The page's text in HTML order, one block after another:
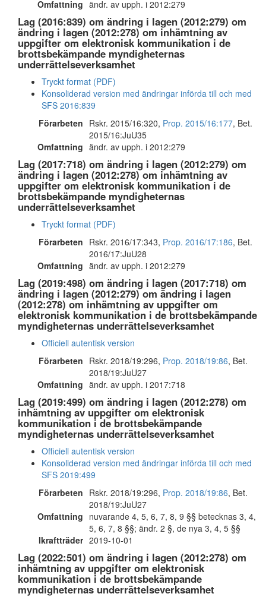
Omfattning ändr. av upph. i 2012:279
Lag (2016:839) om ändring i lagen (2012:279) om
ändring i lagen (2012:278) om inhämtning av
uppgifter om elektronisk kommunikation i de
brottsbekämpande myndigheternas
underrättelseverksamhet
Tryckt format (PDF)
Konsoliderad version med ändringar införda till och med
SFS 2016:839
Förarbeten Rskr. 2015/16:320, Prop. 2015/16:177, Bet.
2015/16:JuU35
Omfattning ändr. av upph. i 2012:279
Lag (2017:718) om ändring i lagen (2012:279) om
ändring i lagen (2012:278) om inhämtning av
uppgifter om elektronisk kommunikation i de
brottsbekämpande myndigheternas
underrättelseverksamhet
Tryckt format (PDF)
Förarbeten Rskr. 2016/17:343, Prop. 2016/17:186, Bet.
2016/17:JuU28
Omfattning ändr. av upph. i 2012:279
Lag (2019:498) om ändring i lagen (2017:718) om
ändring i lagen (2012:279) om ändring i lagen
(2012:278) om inhämtning av uppgifter om
elektronisk kommunikation i de brottsbekämpande
myndigheternas underrättelseverksamhet
Officiell autentisk version
Förarbeten Rskr. 2018/19:296, Prop. 2018/19:86, Bet.
2018/19:JuU27
Omfattning ändr. av upph. i 2017:718
Lag (2019:499) om ändring i lagen (2012:278) om
inhämtning av uppgifter om elektronisk
kommunikation i de brottsbekämpande
myndigheternas underrättelseverksamhet
Officiell autentisk version
Konsoliderad version med ändringar införda till och med
SFS 2019:499
Förarbeten Rskr. 2018/19:296, Prop. 2018/19:86, Bet.
2018/19:JuU27
Omfattning nuvarande 4, 5, 6, 7, 8, 9 §§ betecknas 3, 4,
5, 6, 7, 8 §§; ändr. 2 §, de nya 3, 4, 5 §§
Ikraftträder 2019-10-01
Lag (2022:501) om ändring i lagen (2012:278) om
inhämtning av uppgifter om elektronisk
kommunikation i de brottsbekämpande
myndigheternas underrättelseverksamhet